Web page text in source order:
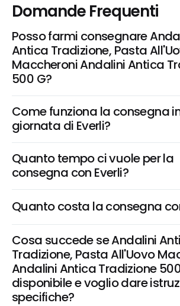
Domande Frequenti
Posso farmi consegnare
Antica Tradizione, Pasta
Maccheroni Andalini Antica
500 G?
Come funziona la consegna
giornata di Everli?
Quanto tempo ci vuole per la
consegna con Everli?
Quanto costa la consegna
Cosa succede se Andalini
Tradizione, Pasta All'Uovo
Andalini Antica Tradizione
disponibile e voglio dare
specifiche?